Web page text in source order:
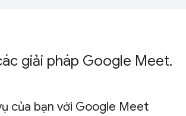
giải pháp Google Meet.
của bạn với Google Meet